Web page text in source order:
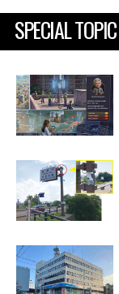
SPECIAL TOPIC